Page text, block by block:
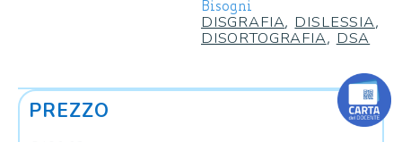
Bisogni
DISGRAFIA, DISLESSIA,
DISORTOGRAFIA, DSA
PREZZO